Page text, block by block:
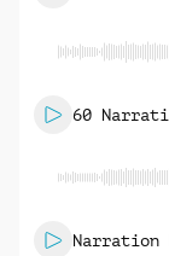
60
Narration